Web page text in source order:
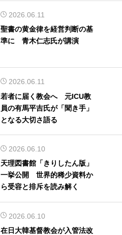
2026.06.11
聖書の黄金律を経営判断の基
準に 青木仁志氏が講演
2026.06.11
若者に届く教会へ 元ICU教
員の有馬平吉氏が「聞き手」
となる大切さ語る
2026.06.10
天理図書館「きりしたん版」
一挙公開 世界的稀少資料か
ら受容と排斥を読み解く
2026.06.10
在日大韓基督教会が入管法改